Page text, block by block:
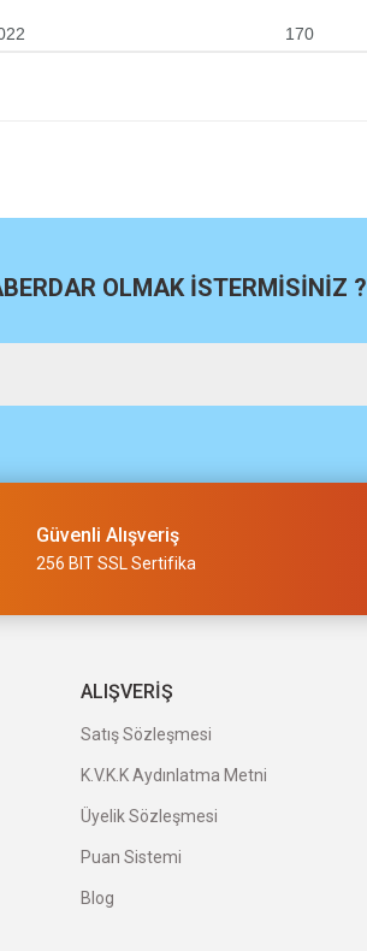
170
OLMAK İSTERMİSİNİZ ?
Güvenli Alışveriş
256 BIT SSL Sertifika
ALIŞVERİŞ
Satış Sözleşmesi
K.V.K.K Aydınlatma Metni
Üyelik Sözleşmesi
Puan Sistemi
Blog